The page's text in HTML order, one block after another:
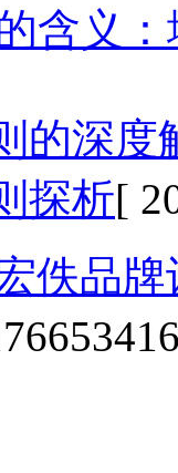
含义
的深度
探析[
佚品